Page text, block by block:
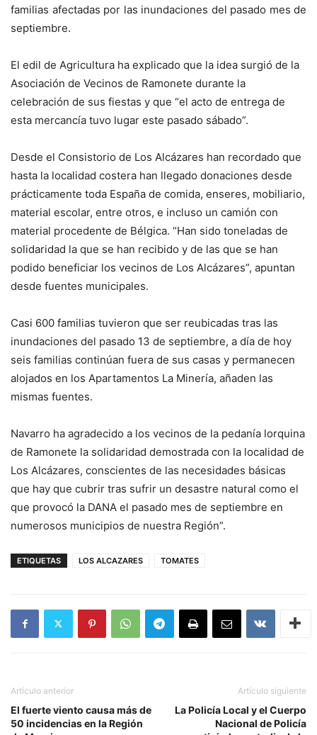
familias afectadas por las inundaciones del pasado mes de
septiembre.
El edil de Agricultura ha explicado que la idea surgió de la
Asociación de Vecinos de Ramonete durante la
celebración de sus fiestas y que “el acto de entrega de
esta mercancía tuvo lugar este pasado sábado”.
Desde el Consistorio de Los Alcázares han recordado que
hasta la localidad costera han llegado donaciones desde
prácticamente toda España de comida, enseres, mobiliario,
material escolar, entre otros, e incluso un camión con
material procedente de Bélgica. “Han sido toneladas de
solidaridad la que se han recibido y de las que se han
podido beneficiar los vecinos de Los Alcázares”, apuntan
desde fuentes municipales.
Casi 600 familias tuvieron que ser reubicadas tras las
inundaciones del pasado 13 de septiembre, a día de hoy
seis familias continúan fuera de sus casas y permanecen
alojados en los Apartamentos La Minería, añaden las
mismas fuentes.
Navarro ha agradecido a los vecinos de la pedanía lorquina
de Ramonete la solidaridad demostrada con la localidad de
Los Alcázares, conscientes de las necesidades básicas
que hay que cubrir tras sufrir un desastre natural como el
que provocó la DANA el pasado mes de septiembre en
numerosos municipios de nuestra Región”.
ETIQUETAS LOS ALCAZARES TOMATES
Artículo anterior
El fuerte viento causa más de
50 incidencias en la Región
Artículo siguiente
La Policía Local y el Cuerpo
Nacional de Policía